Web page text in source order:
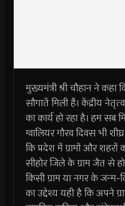
मुख्यमंत्री श्री चौहान ने
सौगातें मिली हैं। केंद्रीय
का कार्य हो रहा है। हम सब
ग्वालियर गौरव दिवस भी
कि प्रदेश में ग्रामों और
सीहोर जिले के ग्राम जैत से
किसी ग्राम या नगर के
का उद्देश्य यही है कि अपने